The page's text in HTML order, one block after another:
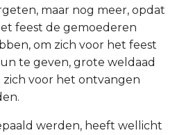
maar nog meer, opdat
feest de gemoederen
om zich voor het feest
te geven, grote weldaad
voor het ontvangen
werden, heeft wellicht